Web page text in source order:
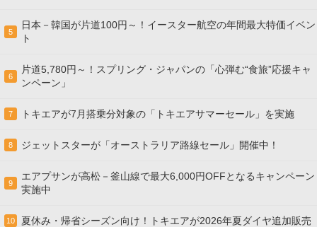
5
日本－韓国が片道100円～！イースター航空の年間最大特価イベン
ト
6
片道5,780円～！スプリング・ジャパンの「心弾む“食旅”応援キャ
ンペーン」
7 トキエアが7月搭乗分対象の「トキエアサマーセール」を実施
8 ジェットスターが「オーストラリア路線セール」開催中！
9
エアプサンが高松－釜山線で最大6,000円OFFとなるキャンペーン
実施中
10 夏休み・帰省シーズン向け！トキエアが2026年夏ダイヤ追加販売